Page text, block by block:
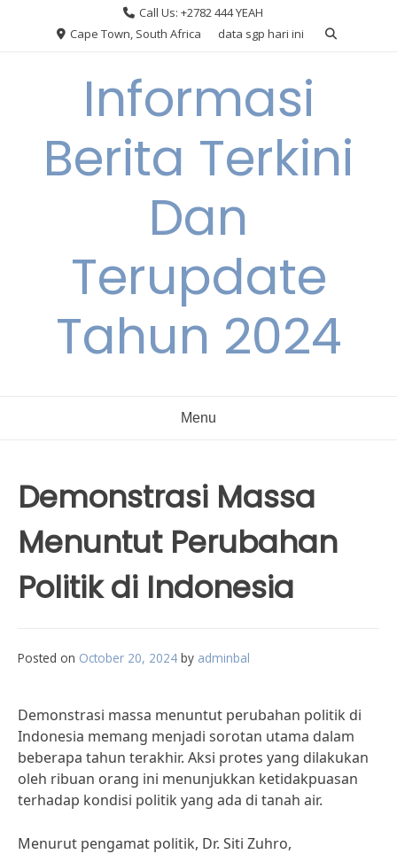
Call Us: +2782 444 YEAH
Cape Town, South Africa
data sgp hari ini
Informasi
Berita Terkini
Dan
Terupdate
Tahun 2024
Menu
Demonstrasi Massa
Menuntut Perubahan
Politik di Indonesia
Posted on October 20, 2024 by adminbal
Demonstrasi massa menuntut perubahan politik di
Indonesia memang menjadi sorotan utama dalam
beberapa tahun terakhir. Aksi protes yang dilakukan
oleh ribuan orang ini menunjukkan ketidakpuasan
terhadap kondisi politik yang ada di tanah air.
Menurut pengamat politik, Dr. Siti Zuhro,